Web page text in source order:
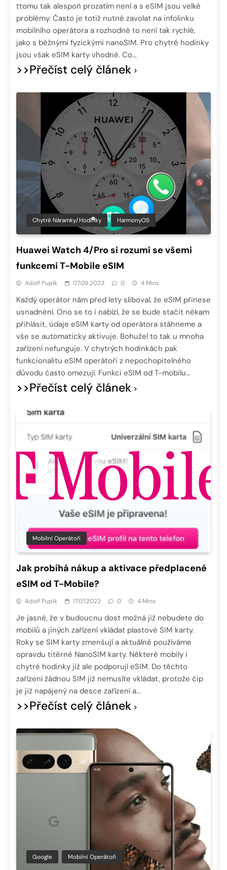
ttomu tak alespoň prozatím není a s eSIM jsou velké
problémy. Často je totiž nutné zavolat na infolinku
mobilního operátora a rozhodně to není tak rychlé,
jako s běžnými fyzickými nanoSIM. Pro chytré hodinky
jsou však eSIM karty vhodné. Co…
>>Přečíst celý článek
Chytré Náramky/hodinky HarmonyOS
Huawei Watch 4/Pro si rozumí se všemi
funkcemi T-Mobile eSIM
Adolf Pupík 07.09.2023 0 4 Mins
Každý operátor nám před lety sliboval, že eSIM přinese
usnadnění. Ono se to i nabízí, že se bude stačit někam
přihlásit, údaje eSIM karty od operátora stáhneme a
vše se automaticky aktivuje. Bohužel to tak u mnoha
zařízení nefunguje. V chytrých hodinkách pak
funkcionalitu eSIM operátoři z nepochopitelného
důvodu často omezují. Funkci eSIM od T-mobilu…
>>Přečíst celý článek
Mobilní Operátoři
Jak probíhá nákup a aktivace předplacené
eSIM od T-Mobile?
Adolf Pupík 17.07.2023 0 4 Mins
Je jasné, že v budoucnu dost možná již nebudete do
mobilů a jiných zařízení vkládat plastové SIM karty.
Roky se SIM karty zmenšují a aktuálně používáme
opravdu titěrné NanoSIM karty. Některé mobily i
chytré hodinky již ale podporují eSIM. Do těchto
zařízení žádnou SIM již nemusíte vkládat, protože čip
je již napájený na desce zařízení a…
>>Přečíst celý článek
Google Mobilní Operátoři